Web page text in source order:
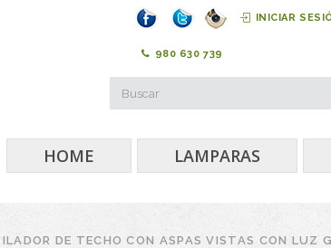
INICIAR
980 630 739
HOME LAMPARAS
DE TECHO CON ASPAS VISTAS CON LUZ